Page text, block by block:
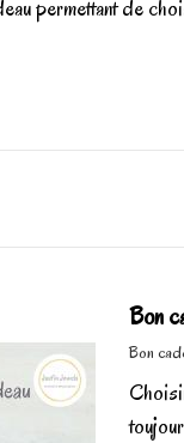
permettant de
Bon
Bon